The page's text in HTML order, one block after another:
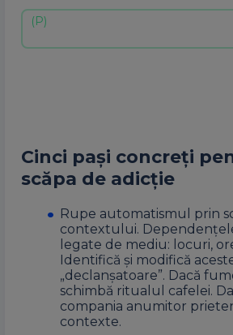
Cinci pași concreți
scăpa de adicție
Rupe automatismul prin
contextului.
legate de mediu: locuri,
Identifică și modifică
„declanșatoare”. Dacă
schimbă ritualul cafelei.
compania anumitor
contexte.